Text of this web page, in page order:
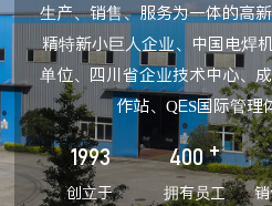
生产、销售、服务为一体的高
精特新小巨人企业、中国电焊
单位、四川省企业技术中心、
作站、QES国际管理
1993
创立于
400 +
拥有员工